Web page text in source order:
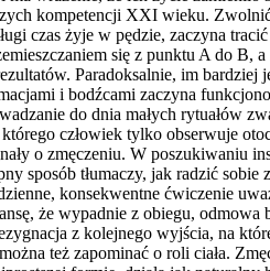
kompetencji XXI wieku.
czas żyje w pędzie, zaczyna
się z punktu A do B,
Paradoksalnie, im bardziej
i bodźcami zaczyna
do dnia małych rytuałów
człowiek tylko obserwuje
o zmęczeniu. W poszukiwaniu
sposób tłumaczy, jak radzić
konsekwentne ćwiczenie
że wypadnie z obiegu, odmowa
z kolejnego wyjścia, na
też zapominać o roli ciała.